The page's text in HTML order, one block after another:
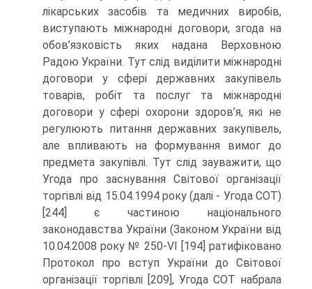
лікарських засобів та медичних виробів,
виступають міжнародні договори, згода на
обов’язковість яких надана Верховною
Радою України. Тут слід виділити міжнародні
договори у сфері державних закупівель
товарів, робіт та послуг та міжнародні
договори у сфері охорони здоров’я, які не
регулюють питання державних закупівель,
але впливають на формування вимог до
предмета закупівлі. Тут слід зауважити, що
Угода про заснування Світової організації
торгівлі від 15.04.1994 року (далі - Угода СОТ)
[244] є частиною національного
законодавства України (Законом України від
10.04.2008 року № 250-VI [194] ратифіковано
Протокол про вступ України до Світової
організації торгівлі [209], Угода СОТ набрала